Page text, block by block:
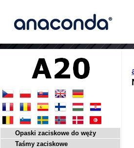
Opaski zaciskowe do węży
Taśmy zaciskowe